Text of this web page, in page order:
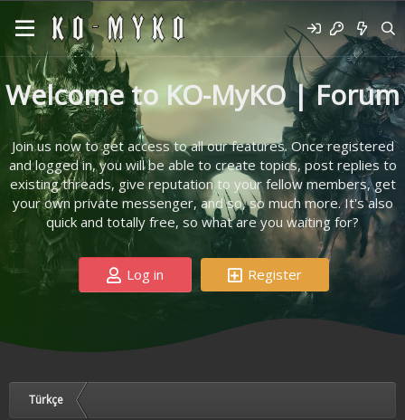
Welcome to KO-MyKO | Forum
Join us now to get access to all our features. Once registered
and logged in, you will be able to create topics, post replies to
existing threads, give reputation to your fellow members, get
your own private messenger, and so, so much more. It's also
quick and totally free, so what are you waiting for?
Log in Register
Türkçe